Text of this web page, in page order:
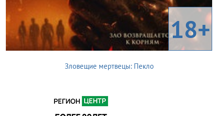
18+
Зловещие мертвецы: Пекло